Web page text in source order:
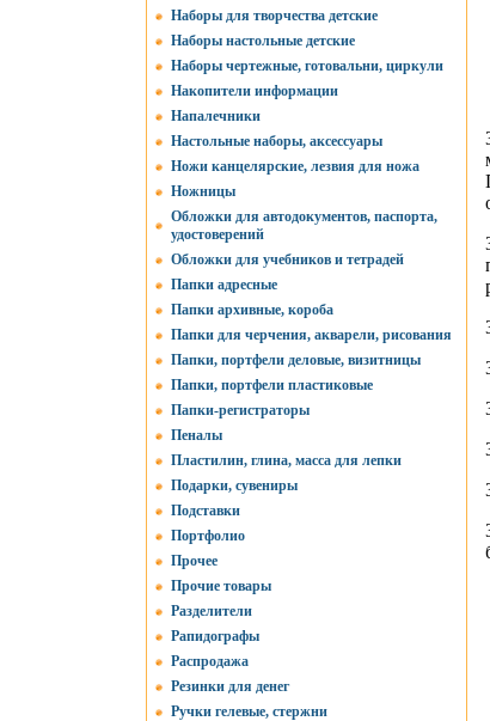
Наборы для творчества детские
Наборы настольные детские
Наборы чертежные, готовальни, циркули
Накопители информации
Напалечники
Настольные наборы, аксессуары
Ножи канцелярские, лезвия для ножа
Ножницы
Обложки для автодокументов, паспорта,
удостоверений
Обложки для учебников и тетрадей
Папки адресные
Папки архивные, короба
Папки для черчения, акварели, рисования
Папки, портфели деловые, визитницы
Папки, портфели пластиковые
Папки-регистраторы
Пеналы
Пластилин, глина, масса для лепки
Подарки, сувениры
Подставки
Портфолио
Прочее
Прочие товары
Разделители
Рапидографы
Распродажа
Резинки для денег
Ручки гелевые, стержни